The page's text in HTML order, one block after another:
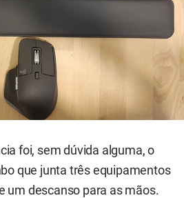
foi, sem dúvida alguma, o
que junta três equipamentos
um descanso para as mãos.